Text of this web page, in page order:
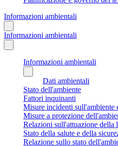
Informazioni ambientali
Informazioni ambientali
Informazioni ambientali
Dati ambientali
Stato dell'ambiente
Fattori inquinanti
Misure incidenti sull'ambiente
Misure a protezione
Relazioni sull'attuazione della
Stato della salute e della
Relazione sullo stato